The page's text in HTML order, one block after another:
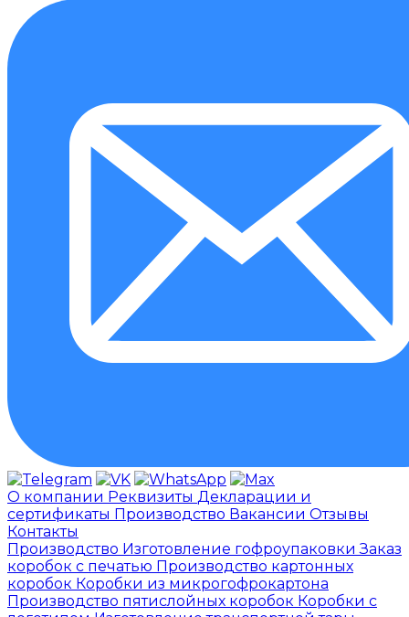
О компании Реквизиты Декларации и
сертификаты Производство Вакансии Отзывы
Контакты
Производство Изготовление гофроупаковкиЗаказ
коробок с печатью Производство картонных
коробок Коробки из микрогофрокартона
Производство пятислойных коробок Коробки с